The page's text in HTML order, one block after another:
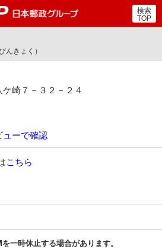
郵便局・日本郵政グルー
検索
TOP
んきょく）
崎７－３２－２４
ューで確認
こちら
一時休止する場合があります。